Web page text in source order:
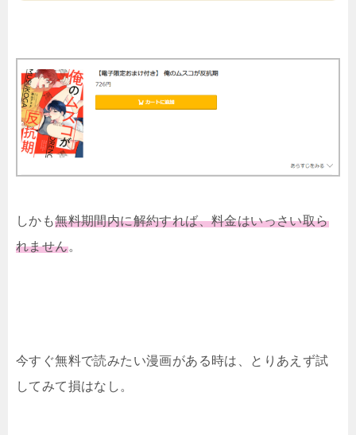
しかも無料期間内に解約すれば、料金はいっさい取ら
れません。
今すぐ無料で読みたい漫画がある時は、とりあえず試
してみて損はなし。